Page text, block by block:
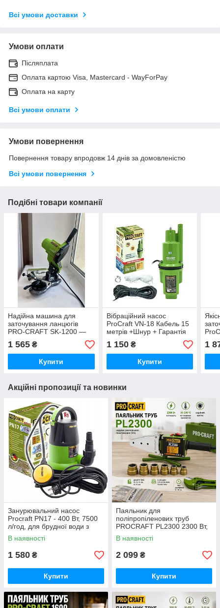
Всі умови доставки
Умови оплати
Післяплата
Оплата картою Visa, Mastercard - WayForPay
Оплата на карту
Всі умови оплати
Умови повернення
Повернення товару впродовж 14 днів за домовленістю
Всі умови повернення
Подібні товари компанії
Надійна машина для
заточування ланцюгів
PRO-CRAFT SK-1200 —
точне настроювання кута
заточування та стабільний
результат у використанні
1 565 ₴
Купити
Вібраційний насос
ProCraft VN-18 Кабель 15
метрів +Шнур + Гарантія
36 місяців
1 150₴
Купити
1
Акційні пропозиції та новинки
Занурювальний насос
Procraft PN17 - 400 Вт, 7500
л/год, для брудної води з
частками до 35 мм німецький
В наявності
1 580 ₴
Купити
Паяльник для
поліпропіленових труб
PROCRAFT PL2300 2300 Вт,
температура до 300 °C,
насадки 20-63 мм, кейс,
ножиці та аксесуари
В наявності
2 099 ₴
Купити